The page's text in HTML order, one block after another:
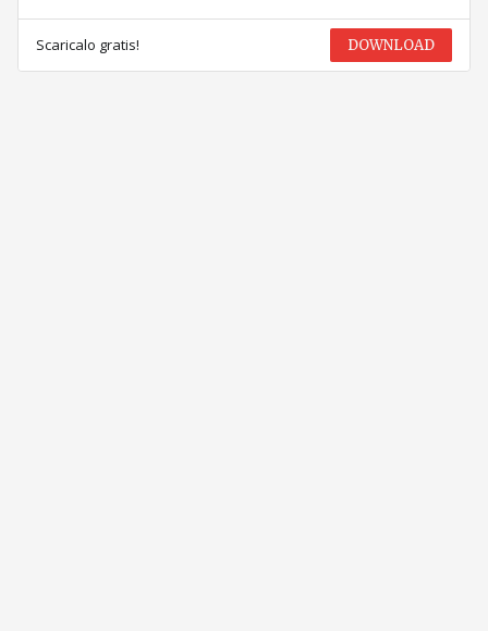
Scaricalo gratis! DOWNLOAD